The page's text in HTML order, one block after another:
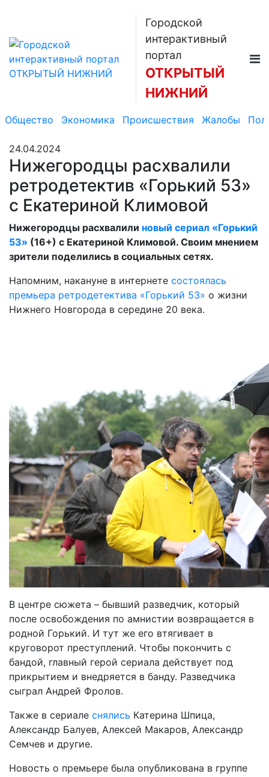
Городской
интерактивный
портал
ОТКРЫТЫЙ
НИЖНИЙ
Общество Экономика Происшествия Жалобы
24.04.2024
Нижегородцы расхвалили
ретродетектив «Горький 53»
с Екатериной Климовой
Нижегородцы расхвалили новый сериал «Горький
53» (16+) с Екатериной Климовой. Своим мнением
зрители поделились в социальных сетях.
Напомним, накануне в интернете состоялась
премьера ретродетектива «Горький 53» о жизни
Нижнего Новгорода в середине 20 века.
В центре сюжета – бывший разведчик, который
после освобождения по амнистии возвращается в
родной Горький. И тут же его втягивает в
круговорот преступлений. Чтобы покончить с
бандой, главный герой сериала действует под
прикрытием и внедряется в банду. Разведчика
сыграл Андрей Фролов.
Также в сериале снялись Катерина Шпица,
Александр Балуев, Алексей Макаров, Александр
Семчев и другие.
Новость о премьере была опубликована в группе